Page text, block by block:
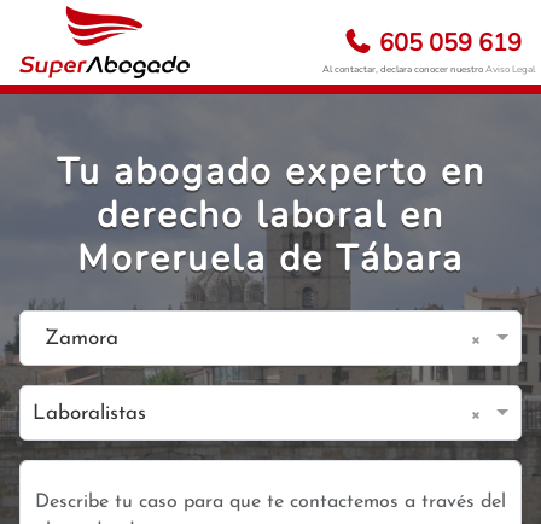
605 059 619
Al contactar, declara conocer nuestroAviso Legal
Tu abogado experto en
derecho laboral en
Moreruela de Tábara
Zamora ×
Laboralistas ×